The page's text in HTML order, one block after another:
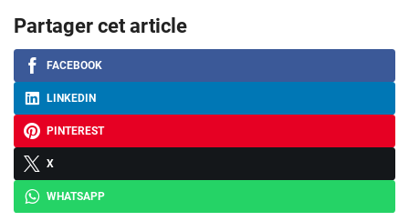
Partager cet article
FACEBOOK
LINKEDIN
PINTEREST
X
WHATSAPP